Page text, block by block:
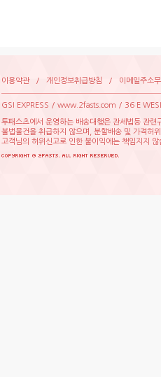
이용약관/ 개인정보취급방침 / 이메일주소
GSIEXPRESS/www.2fasts.com/
투패스츠에서운영하는배송대행은관세법등관련
불법물건을취급하지않으며,분할배송및가격허
고객님의허위신고로인한불이익에는책임지지않